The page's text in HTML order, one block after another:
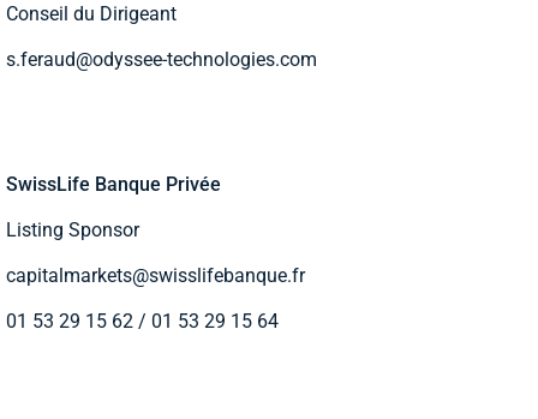
Conseil du Dirigeant
s.feraud@odyssee-technologies.com
SwissLife Banque Privée
Listing Sponsor
capitalmarkets@swisslifebanque.fr
01 53 29 15 62 / 01 53 29 15 64